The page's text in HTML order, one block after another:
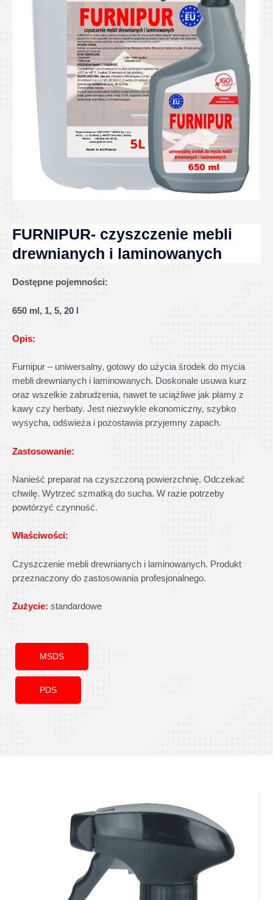
FURNIPUR- czyszczenie mebli
drewnianych i laminowanych
Dostępne pojemności:
650 ml, 1, 5, 20 l
Opis:
Furnipur – uniwersalny, gotowy do użycia środek do mycia
mebli drewnianych i laminowanych. Doskonale usuwa kurz
oraz wszelkie zabrudzenia, nawet te uciążliwe jak plamy z
kawy czy herbaty. Jest niezwykle ekonomiczny, szybko
wysycha, odświeża i pozostawia przyjemny zapach.
Zastosowanie:
Nanieść preparat na czyszczoną powierzchnię. Odczekać
chwilę. Wytrzeć szmatką do sucha. W razie potrzeby
powtórzyć czynność.
Właściwości:
Czyszczenie mebli drewnianych i laminowanych. Produkt
przeznaczony do zastosowania profesjonalnego.
Zużycie: standardowe
MSDS
PDS